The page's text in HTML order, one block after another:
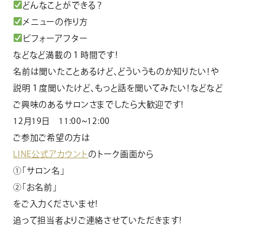
どんなことができる？
メニューの作り方
ビフォーアフター
などなど満載の１時間です!
名前は聞いたことあるけど、どういうものか知りたい！や
説明１度聞いたけど、もっと話を聞いてみたい！などなど
ご興味のあるサロンさまでしたら大歓迎です!
12月19日 11:00~12:00
ご参加ご希望の方は
LINE公式アカウント のトーク画面から
①「サロン名」
②「お名前」
をご入力くださいませ!
追って担当者よりご連絡させていただきます!